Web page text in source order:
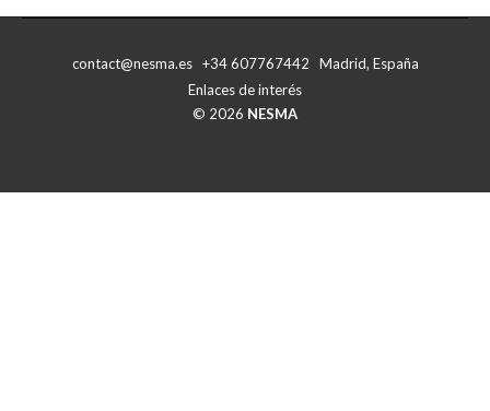
contact@nesma.es +34 607767442 Madrid, España
Enlaces de interés
© 2026 NESMA